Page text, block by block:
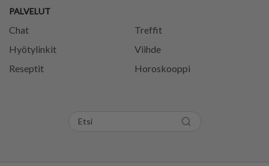
PALVELUT
Chat
Treffit
Hyötylinkit
Viihde
Reseptit
Horoskooppi